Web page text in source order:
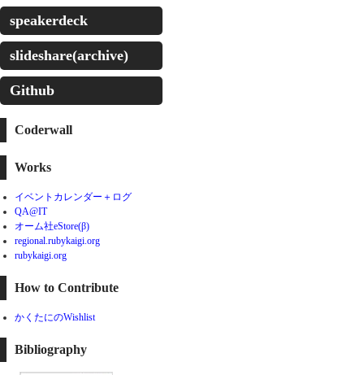
speakerdeck
slideshare(archive)
Github
Coderwall
Works
イベントカレンダー＋ログ
QA@IT
オーム社eStore(β)
regional.rubykaigi.org
rubykaigi.org
How to Contribute
かくたにのWishlist
Bibliography